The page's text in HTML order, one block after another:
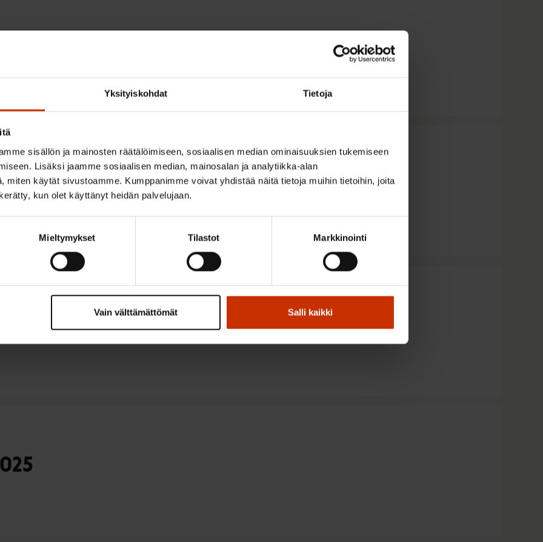
Yksityiskohdat Tietoja
sisällön ja mainosten räätälöimiseen, sosiaalisen median ominaisuuksien tukemiseen
Lisäksi jaamme sosiaalisen median, mainosalan ja analytiikka-alan
miten käytät sivustoamme. Kumppanimme voivat yhdistää näitä tietoja muihin tietoihin, joita
kun olet käyttänyt heidän palvelujaan.
Mieltymykset Tilastot Markkinointi
Vain välttämättömät Salli kaikki
2026
puoluekokousaloitteisiin 2026
puoluekokousaloitteisiin 2026